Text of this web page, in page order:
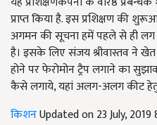
प्राप्त किया है. इस प्रशिक्षण की
अगमन की सूचना हमें पहले से ही लग
है। इसके लिए संजय श्रीवास्तव ने
होने पर फेरोमोन ट्रैप लगाने का
कैसे लगाये, यहां अलग-अलग कीट
किशनUpdated on 23 July, 2019